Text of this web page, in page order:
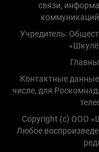
связи,
Учредитель:
Контактные
числе, для
Copyright (с) ООО
Любое